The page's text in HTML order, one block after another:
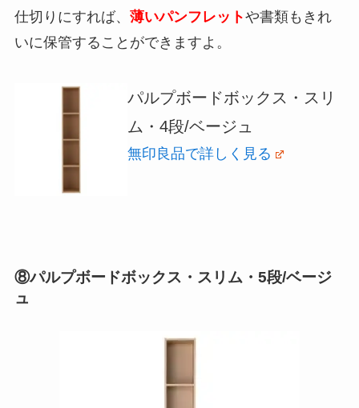
仕切りにすれば、 薄いパンフレットや書類もきれ
いに保管することができますよ。
パルプボードボックス・スリ
ム・4段/ベージュ
無印良品で詳しく見る
⑧パルプボードボックス・スリム・5段/ベージ
ュ